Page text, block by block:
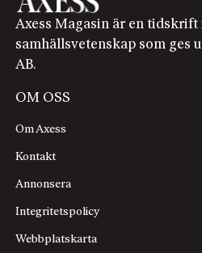
Axess Magasin är en
samhällsvetenskap som ges
AB.
OM OSS
Om Axess
Kontakt
Annonsera
Integritetspolicy
Webbplatskarta